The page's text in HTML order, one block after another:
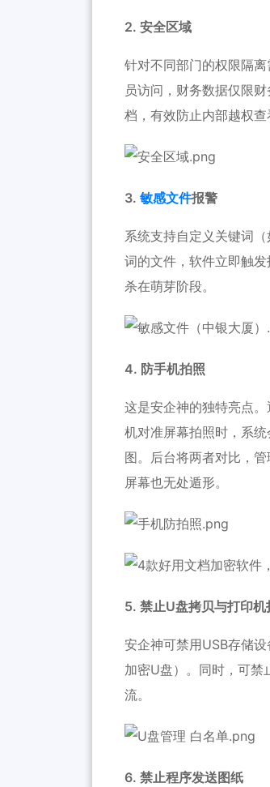
2. 安全区域
针对不同部门的权限隔
员访问，财务数据仅限
档，有效防止内部越权查
3.敏感文件报警
系统支持自定义关键词（
词的文件，软件立即触
杀在萌芽阶段。
4. 防手机拍照
这是安企神的独特亮点
机对准屏幕拍照时，系
图。后台将两者对比，
屏幕也无处遁形。
5. 禁止U盘拷贝与打印机
安企神可禁用USB存储
加密U盘）。同时，可禁
流。
6. 禁止程序发送图纸